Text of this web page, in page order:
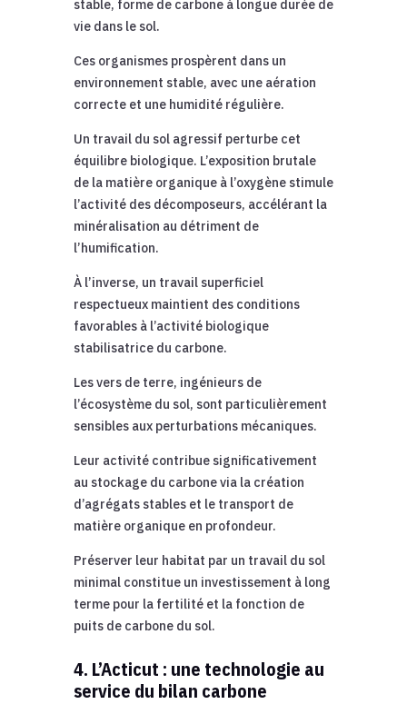
stable, forme de carbone à longue durée de
vie dans le sol.
Ces organismes prospèrent dans un
environnement stable, avec une aération
correcte et une humidité régulière.
Un travail du sol agressif perturbe cet
équilibre biologique. L’exposition brutale
de la matière organique à l’oxygène stimule
l’activité des décomposeurs, accélérant la
minéralisation au détriment de
l’humification.
À l’inverse, un travail superficiel
respectueux maintient des conditions
favorables à l’activité biologique
stabilisatrice du carbone.
Les vers de terre, ingénieurs de
l’écosystème du sol, sont particulièrement
sensibles aux perturbations mécaniques.
Leur activité contribue significativement
au stockage du carbone via la création
d’agrégats stables et le transport de
matière organique en profondeur.
Préserver leur habitat par un travail du sol
minimal constitue un investissement à long
terme pour la fertilité et la fonction de
puits de carbone du sol.
4. L’Acticut : une technologie au
service du bilan carbone